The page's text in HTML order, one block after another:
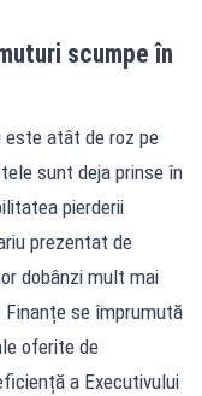
scumpe în
este atât de roz pe
sunt deja prinse în
pierderii
prezentat de
dobânzi mult mai
Finanțe se împrumută
oferite de
a Executivului